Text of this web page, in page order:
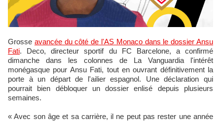
Grosse avancée du côté de l'AS Monaco dans le dossier Ansu
Fati. Deco, directeur sportif du FC Barcelone, a confirmé
dimanche dans les colonnes de La Vanguardia l'intérêt
monégasque pour Ansu Fati, tout en ouvrant définitivement la
porte à un départ de l'ailier espagnol. Une déclaration qui
pourrait bien débloquer un dossier enlisé depuis plusieurs
semaines.
« Avec son âge et sa carrière, il ne peut pas rester une année